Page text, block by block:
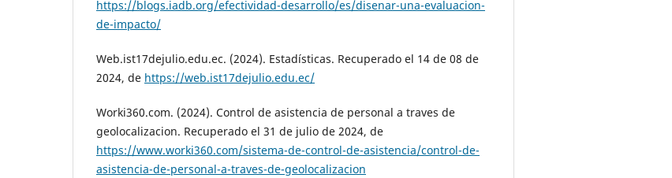
https://blogs.iadb.org/efectividad-desarrollo/es/disenar-una-evaluacion-
de-impacto/
Web.ist17dejulio.edu.ec. (2024). Estadísticas. Recuperado el 14 de 08 de
2024, de https://web.ist17dejulio.edu.ec/
Worki360.com. (2024). Control de asistencia de personal a traves de
geolocalizacion. Recuperado el 31 de julio de 2024, de
https://www.worki360.com/sistema-de-control-de-asistencia/control-de-
asistencia-de-personal-a-traves-de-geolocalizacion